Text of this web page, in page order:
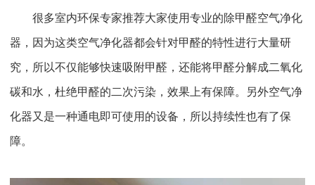
很多室内环保专家推荐大家使用专业的除甲醛空气净化
器，因为这类空气净化器都会针对甲醛的特性进行大量研
究，所以不仅能够快速吸附甲醛，还能将甲醛分解成二氧化
碳和水，杜绝甲醛的二次污染，效果上有保障。另外空气净
化器又是一种通电即可使用的设备，所以持续性也有了保
障。